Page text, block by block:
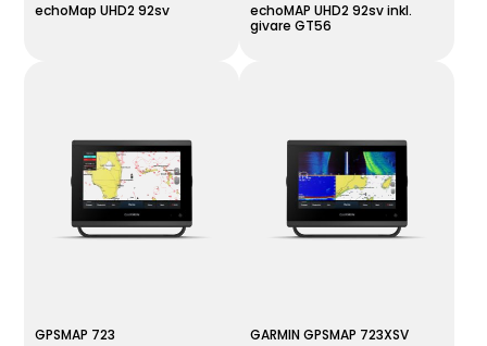
echoMap UHD2 92sv
echoMAP UHD2 92sv inkl.
givare GT56
GPSMAP 723 GARMIN GPSMAP 723XSV